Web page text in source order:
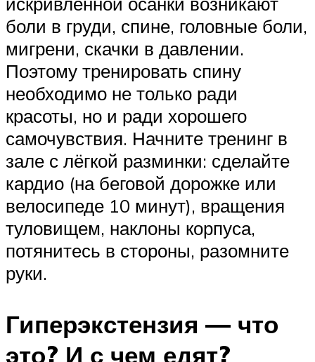
боли в груди, спине, головные боли,
мигрени, скачки в давлении.
Поэтому тренировать спину
необходимо не только ради
красоты, но и ради хорошего
самочувствия. Начните тренинг в
зале с лёгкой разминки: сделайте
кардио (на беговой дорожке или
велосипеде 10 минут), вращения
туловищем, наклоны корпуса,
потянитесь в стороны, разомните
руки.
Гиперэкстензия — что
это? И с чем едят?